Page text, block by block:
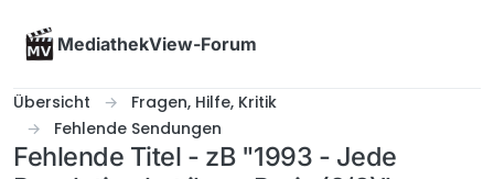
MediathekView-Forum
Übersicht
Fragen, Hilfe, Kritik
Fehlende Sendungen
Fehlende Titel - zB "1993 - Jede